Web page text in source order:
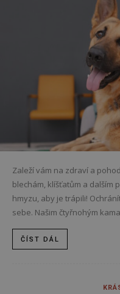
Zaleží vám na zdraví a
blechám, klíšťatům a dalším
hmyzu, aby je trápili!
sebe. Našim čtyřnohým
ČÍST DÁL